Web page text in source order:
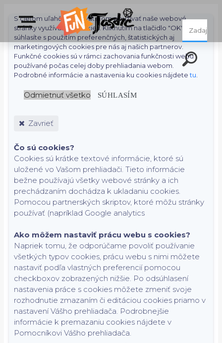
S cieľom uľahčiť používateľom používať naše webové
stránky využívame cookies. Kliknutím na tlačidlo "OK"
súhlasíte s použitím preferenčných, štatistických aj
marketingových cookies pre nás aj našich partnerov.
Funkčné cookies sú v rámci zachovania funkčnosti webu
používané počas celej doby prehliadania webom.
Podrobné informácie a nastavenia ku cookies nájdetetu
Odmietnuť všetko SÚHLASÍM
Zavrieť
Čo sú cookies?
Cookies sú krátke textové informácie, ktoré sú
uložené vo Vašom prehliadači. Tieto informácie
bežne používajú všetky webové stránky a ich
prechádzaním dochádza k ukladaniu cookies.
Pomocou partnerských skriptov, ktoré môžu stránky
používať (napríklad Google analytics
Ako môžem nastaviť prácu webu s cookies?
Napriek tomu, že odporúčame povoliť používanie
všetkých typov cookies, prácu webu s nimi môžete
nastaviť podľa vlastných preferencií pomocou
checkboxov zobrazených nižšie. Po odsúhlasení
nastavenia práce s cookies môžete zmeniť svoje
rozhodnutie zmazaním či editáciou cookies priamo v
nastavení Vášho prehliadača. Podrobnejšie
informácie k premazaniu cookies nájdete v
Pomocníkovi Vášho prehliadača.